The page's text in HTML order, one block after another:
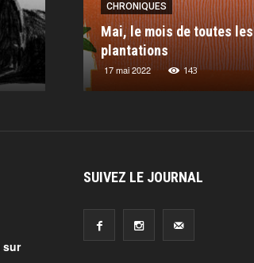
PORTRAITS
Charles Berberian
13 novembre 2023 268
CHRONIQUES
Mai, le mois de toutes les
plantations
17 mai 2022 143
sur
SUIVEZ LE JOURNAL